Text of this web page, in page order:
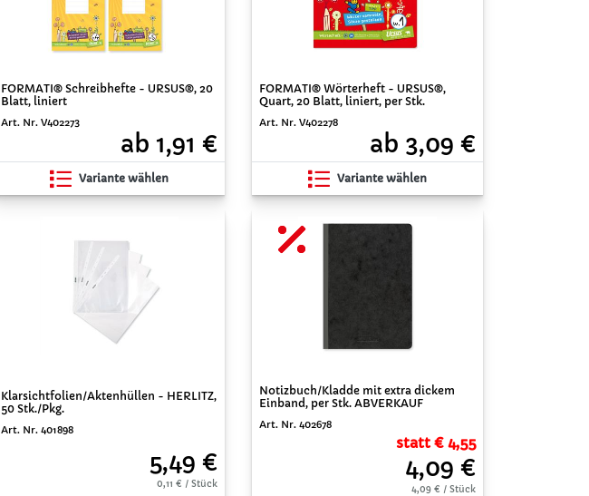
FORMATI® Schreibhefte - URSUS®, 20
Blatt, liniert
Art. Nr. V402273
ab 1,91 €
Variante wählen
FORMATI® Wörterheft - URSUS®,
Quart, 20 Blatt, liniert, per Stk.
Art. Nr. V402278
ab 3,09 €
Variante wählen
Klarsichtfolien/Aktenhüllen - HERLITZ,
50 Stk./Pkg.
Art. Nr. 401898
5,49 €
0,11 € / Stück
Notizbuch/Kladde mit extra dickem
Einband, per Stk. ABVERKAUF
Art. Nr. 402678
statt € 4,55
4,09 €
4,09 € / Stück